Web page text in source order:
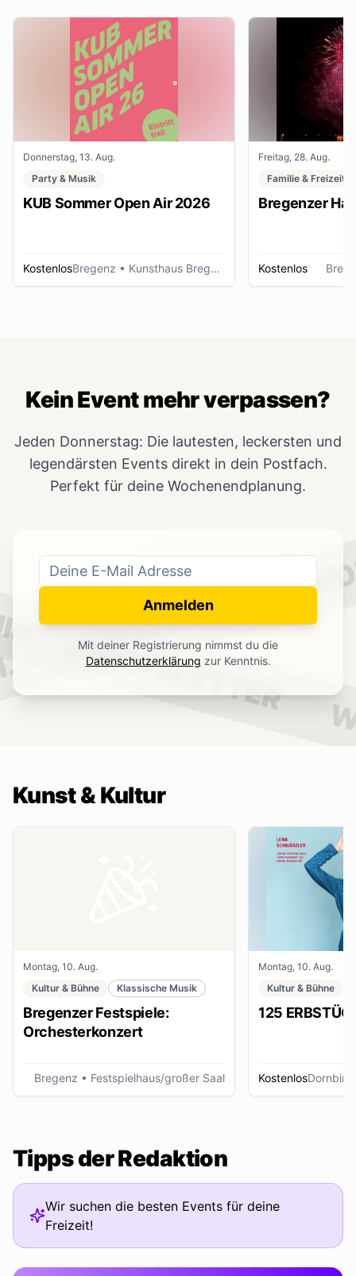
Donnerstag, 13. Aug.
Party & Musik
KUB Sommer Open Air 2026
KostenlosBregenz • Kunsthaus Bregenz
Freitag, 28. Aug.
Familie & Freizeit
Bregenzer
Kostenlos
NEWSLETTER
NEWSLETTER
Kein Event mehr verpassen?
Jeden Donnerstag: Die lautesten, leckersten und
legendärsten Events direkt in dein Postfach.
Perfekt für deine Wochenendplanung.
Anmelden
Mit deiner Registrierung nimmst du die
Datenschutzerklärung zur Kenntnis.
Kunst & Kultur
Montag, 10. Aug.
Kultur & Bühne
Klassische Musik
Bregenzer Festspiele:
Orchesterkonzert
Bregenz • Festspielhaus/großer Saal
Montag, 10. Aug.
Kultur & Bühne
125
KostenlosDornbirn
Tipps der Redaktion
Wir suchen die besten Events für deine
Freizeit!